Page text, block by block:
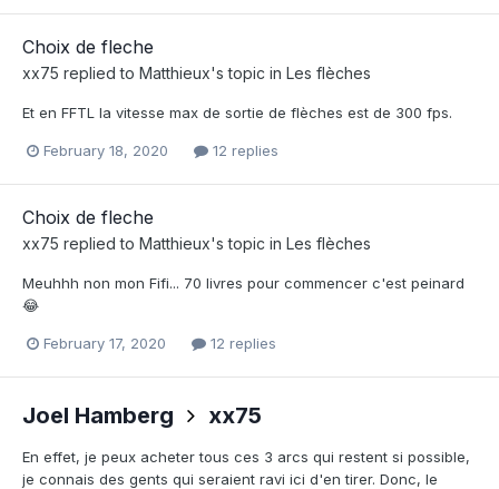
Choix de fleche
xx75 replied to Matthieux's topic in Les flèches
Et en FFTL la vitesse max de sortie de flèches est de 300 fps.
February 18, 2020 12 replies
Choix de fleche
xx75 replied to Matthieux's topic in Les flèches
Meuhhh non mon Fifi... 70 livres pour commencer c'est peinard
😂
February 17, 2020 12 replies
Joel Hamberg xx75
En effet, je peux acheter tous ces 3 arcs qui restent si possible,
je connais des gents qui seraient ravi ici d'en tirer. Donc, le